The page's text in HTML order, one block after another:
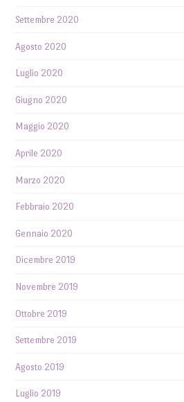
Settembre 2020
Agosto 2020
Luglio 2020
Giugno 2020
Maggio 2020
Aprile 2020
Marzo 2020
Febbraio 2020
Gennaio 2020
Dicembre 2019
Novembre 2019
Ottobre 2019
Settembre 2019
Agosto 2019
Luglio 2019